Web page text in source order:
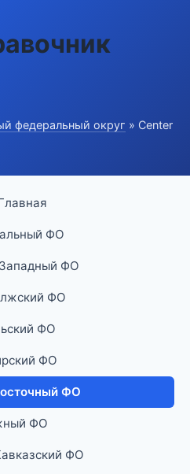
федеральный округ » Center
ФО
ФО
ФО
ФО
ФО
ФО
ФО
ФО